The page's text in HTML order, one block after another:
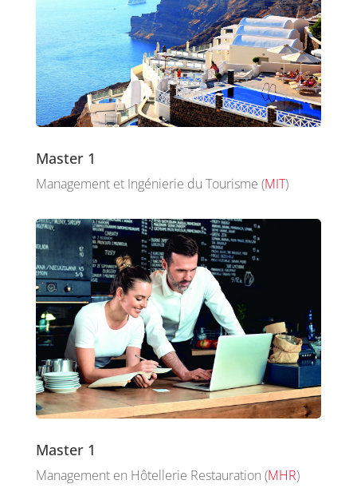
Master 1
Management et Ingénierie du Tourisme (MIT)
Master 1
Management en Hôtellerie Restauration (MHR)